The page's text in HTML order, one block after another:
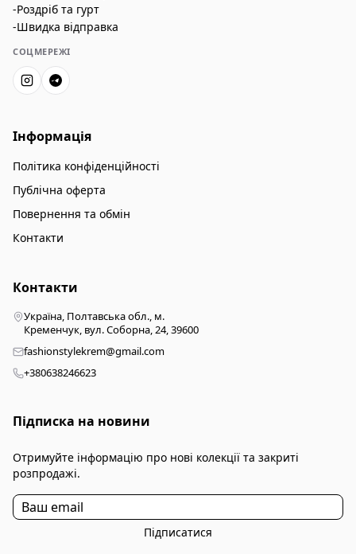
-Роздріб та гурт
-Швидка відправка
СОЦМЕРЕЖІ
Інформація
Політика конфіденційності
Публічна оферта
Повернення та обмін
Контакти
Контакти
Україна, Полтавська обл., м.
Кременчук, вул. Соборна, 24, 39600
fashionstylekrem@gmail.com
+380638246623
Підписка на новини
Отримуйте інформацію про нові колекції та закриті
розпродажі.
Підписатися